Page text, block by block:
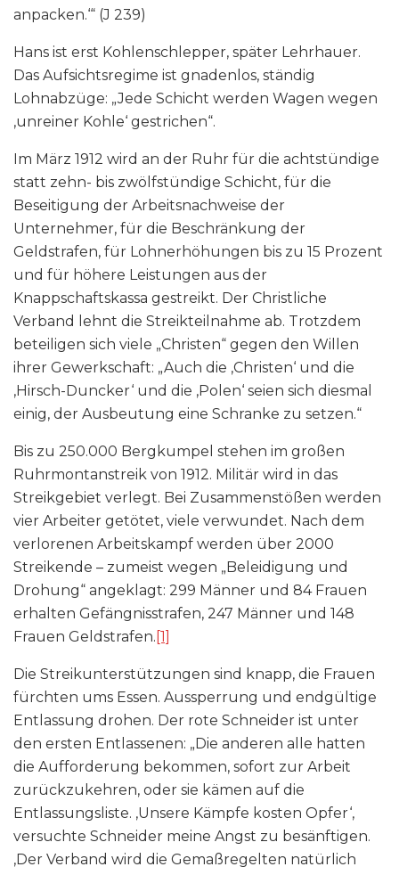
anpacken.‘“ (J 239)
Hans ist erst Kohlenschlepper, später Lehrhauer.
Das Aufsichtsregime ist gnadenlos, ständig
Lohnabzüge: „Jede Schicht werden Wagen wegen
‚unreiner Kohle‘ gestrichen“.
Im März 1912 wird an der Ruhr für die achtstündige
statt zehn- bis zwölfstündige Schicht, für die
Beseitigung der Arbeitsnachweise der
Unternehmer, für die Beschränkung der
Geldstrafen, für Lohnerhöhungen bis zu 15 Prozent
und für höhere Leistungen aus der
Knappschaftskassa gestreikt. Der Christliche
Verband lehnt die Streikteilnahme ab. Trotzdem
beteiligen sich viele „Christen“ gegen den Willen
ihrer Gewerkschaft: „Auch die ‚Christen‘ und die
‚Hirsch-Duncker‘ und die ‚Polen‘ seien sich diesmal
einig, der Ausbeutung eine Schranke zu setzen.“
Bis zu 250.000 Bergkumpel stehen im großen
Ruhrmontanstreik von 1912. Militär wird in das
Streikgebiet verlegt. Bei Zusammenstößen werden
vier Arbeiter getötet, viele verwundet. Nach dem
verlorenen Arbeitskampf werden über 2000
Streikende – zumeist wegen „Beleidigung und
Drohung“ angeklagt: 299 Männer und 84 Frauen
erhalten Gefängnisstrafen, 247 Männer und 148
Frauen Geldstrafen. [1]
Die Streikunterstützungen sind knapp, die Frauen
fürchten ums Essen. Aussperrung und endgültige
Entlassung drohen. Der rote Schneider ist unter
den ersten Entlassenen: „Die anderen alle hatten
die Aufforderung bekommen, sofort zur Arbeit
zurückzukehren, oder sie kämen auf die
Entlassungsliste. ‚Unsere Kämpfe kosten Opfer‘,
versuchte Schneider meine Angst zu besänftigen.
‚Der Verband wird die Gemaßregelten natürlich